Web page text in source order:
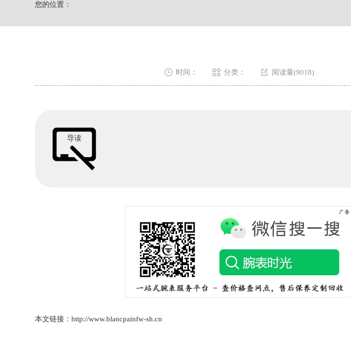
您的位置：
 时间：  分类：  阅读量(9018)
导读
本文链接：http://www.blancpainfw-sh.cn